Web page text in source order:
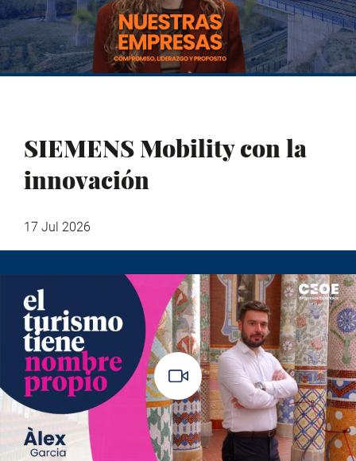
SIEMENS Mobility con la
innovación
17 Jul 2026